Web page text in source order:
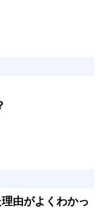
由がよくわかっ